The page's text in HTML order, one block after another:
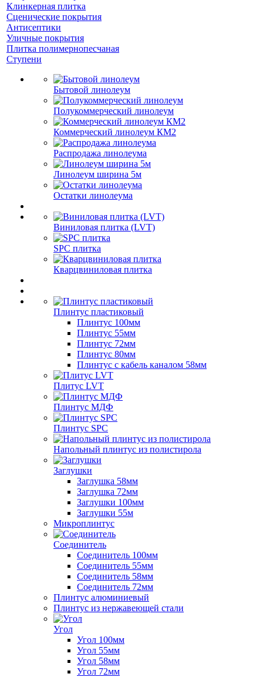
Клинкерная плитка
Сценические покрытия
Антисептики
Уличные покрытия
Плитка полимернопесчаная
Ступени
Бытовой линолеум
Полукоммерческий линолеум
Коммерческий линолеум КМ2
Распродажа линолеума
Линолеум ширина 5м
Остатки линолеума
Виниловая плитка (LVT)
SPC плитка
Кварцвиниловая плитка
Плинтус пластиковый
Плинтус 100мм
Плинтус 55мм
Плинтус 72мм
Плинтус 80мм
Плинтус с кабель каналом 58мм
Плитус LVT
Плинтус МДФ
Плинтус SPC
Напольный плинтус из полистирола
Заглушки
Заглушка 58мм
Заглушка 72мм
Заглушки 100мм
Заглушки 55м
Микроплинтус
Соединитель
Соединитель 100мм
Соединитель 55мм
Соединитель 58мм
Соединитель 72мм
Плинтус алюминиевый
Плинтус из нержавеющей стали
Угол
Угол 100мм
Угол 55мм
Угол 58мм
Угол 72мм